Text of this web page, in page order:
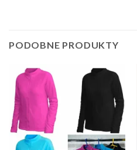
PODOBNE PRODUKTY